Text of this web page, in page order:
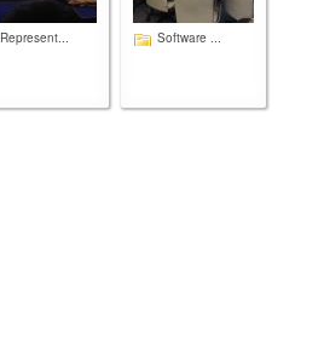
Represent... Software ...